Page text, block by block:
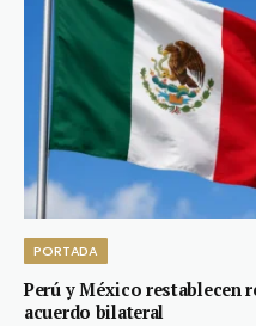
PORTADA
Perú y México restablecen
acuerdo bilateral